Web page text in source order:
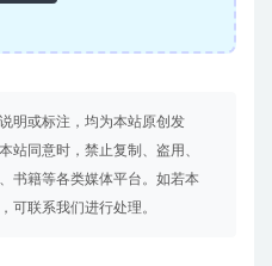
明或标注，均为本站原创发
站同意时，禁止复制、盗用、
书籍等各类媒体平台。如若本
可联系我们进行处理。